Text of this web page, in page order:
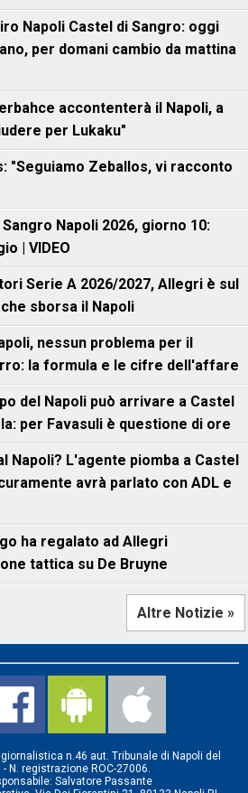
Napoli Castel di Sangro: oggi
per domani cambio da mattina
accontenterà il Napoli, a
per Lukaku"
"Seguiamo Zeballos, vi racconto
Napoli 2026, giorno 10:
| VIDEO
Serie A 2026/2027, Allegri è sul
sborsa il Napoli
nessun problema per il
la formula e le cifre dell'affare
del Napoli può arrivare a Castel
per Favasuli è questione di ore
Napoli? L'agente piomba a Castel
avrà parlato con ADL e
ha regalato ad Allegri
tattica su De Bruyne
Altre Notizie »
n.46 aut. Tribunale di Napoli del
N. registrazione ROC-27006.
Salvatore Passante